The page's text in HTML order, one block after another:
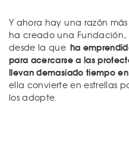
Y ahora hay una razón
ha creado una Fundación,
desde la que ha
para acercarse a las
llevan demasiado tiempo
ella convierte en estrellas
los adopte.